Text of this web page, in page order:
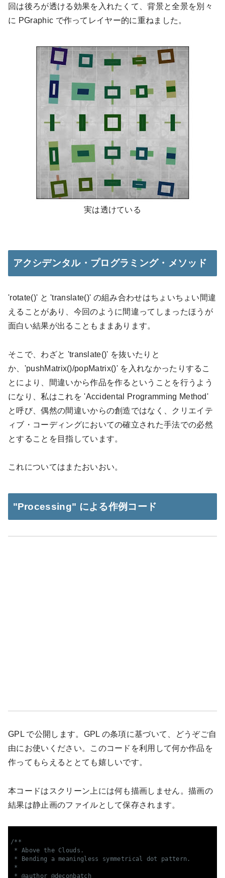
回は後ろが透ける効果を入れたくて、背景と全景を別々
に PGraphic で作ってレイヤー的に重ねました。
実は透けている
アクシデンタル・プログラミング・メソッド
'rotate()' と 'translate()' の組み合わせはちょいちょい間違
えることがあり、今回のように間違ってしまったほうが
面白い結果が出ることもままあります。
そこで、わざと 'translate()' を抜いたりと
か、'pushMatrix()/popMatrix()' を入れなかったりするこ
とにより、間違いから作品を作るということを行うよう
になり、私はこれを 'Accidental Programming Method'
と呼び、偶然の間違いからの創造ではなく、クリエイテ
ィブ・コーディングにおいての確立された手法での必然
とすることを目指しています。
これについてはまたおいおい。
"Processing" による作例コード
GPL で公開します。GPL の条項に基づいて、どうぞご自
由にお使いください。このコードを利用して何か作品を
作ってもらえるととても嬉しいです。
本コードはスクリーン上には何も描画しません。描画の
結果は静止画のファイルとして保存されます。
/**
* Above the Clouds.
* Bending a meaningless symmetrical dot pattern.
*
* @author @deconbatch